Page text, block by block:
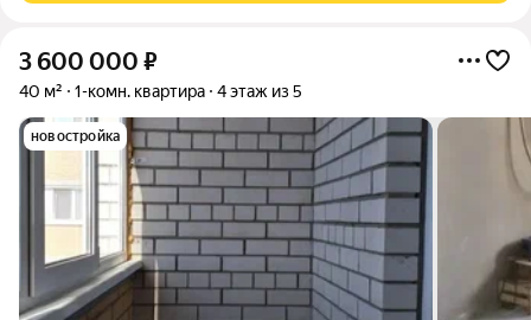
3 600 000 ₽
40 м² 1-комн. квартира 4 этаж из 5
новостройка